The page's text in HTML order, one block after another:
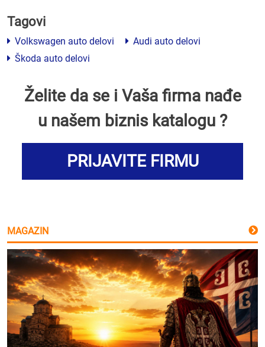
Tagovi
Volkswagen auto delovi
Audi auto delovi
Škoda auto delovi
Želite da se i Vaša firma nađe
u našem biznis katalogu ?
PRIJAVITE FIRMU
MAGAZIN